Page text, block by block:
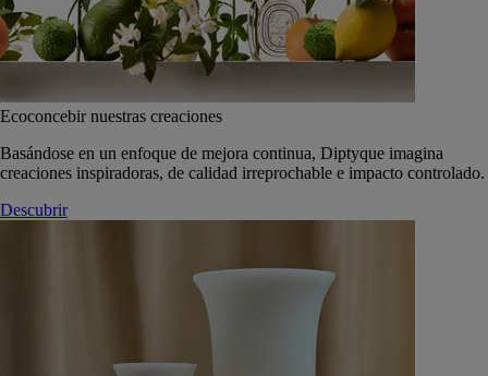
Ecoconcebir nuestras creaciones
Basándose en un enfoque de mejora continua, Diptyque imagina
creaciones inspiradoras, de calidad irreprochable e impacto controlado.
Descubrir